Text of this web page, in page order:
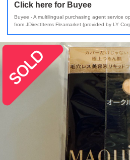
Click here for Buyee
Buyee - A multilingual purchasing agent service
from JDirectItems Fleamarket (provided by LY